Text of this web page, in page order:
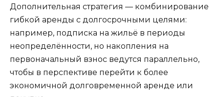
Дополнительная стратегия — комбинирование
гибкой аренды с долгосрочными целями:
например, подписка на жильё в периоды
неопределённости, но накопления на
первоначальный взнос ведутся параллельно,
чтобы в перспективе перейти к более
экономичной долговременной аренде или